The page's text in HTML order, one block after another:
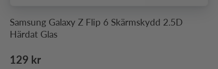
Samsung Galaxy Z Flip 6 Skärmskydd 2.5D
Härdat Glas
Ordinarie pris
129 kr